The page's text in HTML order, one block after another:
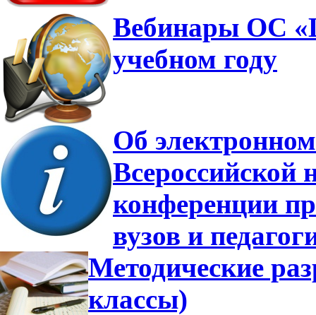
Вебинары ОС
учебном году
Об
Всероссийской
конференции
вузов и
Методические
классы)